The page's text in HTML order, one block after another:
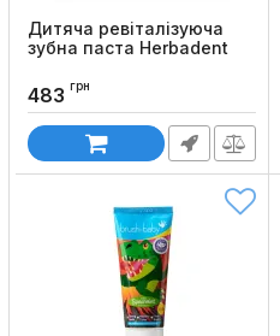
Дитяча ревіталізуюча
зубна паста Herbadent
50 мл)
Код товару: 1254
483 грн